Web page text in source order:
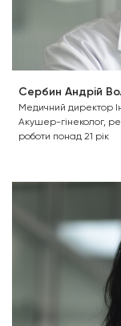
Сербин Андрій
Медичний директор
Акушер-гінеколог,
роботи понад 21 рік